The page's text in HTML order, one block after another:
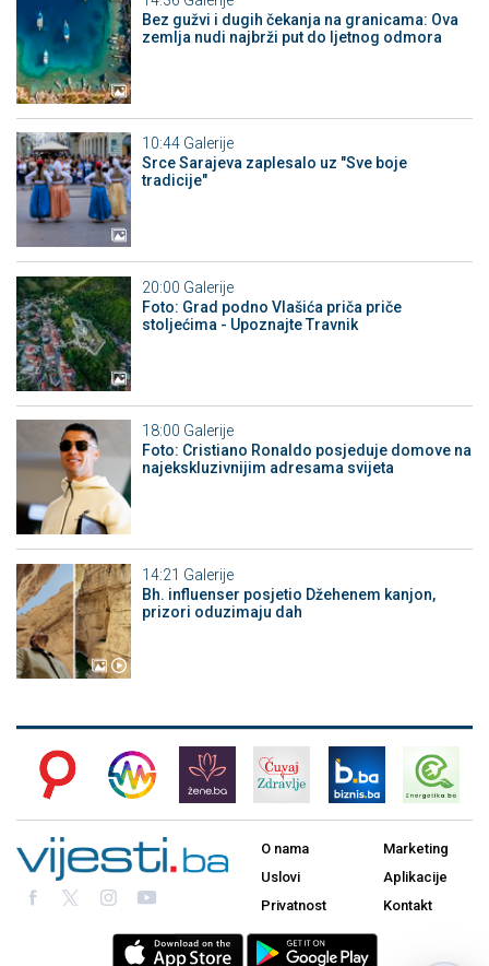
Bez gužvi i dugih čekanja na granicama: Ova
zemlja nudi najbrži put do ljetnog odmora
10:44 Galerije
Srce Sarajeva zaplesalo uz "Sve boje
tradicije"
20:00 Galerije
Foto: Grad podno Vlašića priča priče
stoljećima - Upoznajte Travnik
18:00 Galerije
Foto: Cristiano Ronaldo posjeduje domove na
najekskluzivnijim adresama svijeta
14:21 Galerije
Bh. influenser posjetio Džehenem kanjon,
prizori oduzimaju dah
O nama
Uslovi
Privatnost
Marketing
Aplikacije
Kontakt